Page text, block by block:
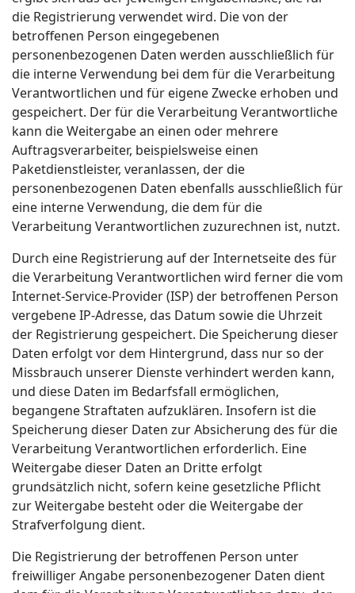
die Registrierung verwendet wird. Die von der
betroffenen Person eingegebenen
personenbezogenen Daten werden ausschließlich für
die interne Verwendung bei dem für die Verarbeitung
Verantwortlichen und für eigene Zwecke erhoben und
gespeichert. Der für die Verarbeitung Verantwortliche
kann die Weitergabe an einen oder mehrere
Auftragsverarbeiter, beispielsweise einen
Paketdienstleister, veranlassen, der die
personenbezogenen Daten ebenfalls ausschließlich für
eine interne Verwendung, die dem für die
Verarbeitung Verantwortlichen zuzurechnen ist, nutzt.
Durch eine Registrierung auf der Internetseite des für
die Verarbeitung Verantwortlichen wird ferner die vom
Internet-Service-Provider (ISP) der betroffenen Person
vergebene IP-Adresse, das Datum sowie die Uhrzeit
der Registrierung gespeichert. Die Speicherung dieser
Daten erfolgt vor dem Hintergrund, dass nur so der
Missbrauch unserer Dienste verhindert werden kann,
und diese Daten im Bedarfsfall ermöglichen,
begangene Straftaten aufzuklären. Insofern ist die
Speicherung dieser Daten zur Absicherung des für die
Verarbeitung Verantwortlichen erforderlich. Eine
Weitergabe dieser Daten an Dritte erfolgt
grundsätzlich nicht, sofern keine gesetzliche Pflicht
zur Weitergabe besteht oder die Weitergabe der
Strafverfolgung dient.
Die Registrierung der betroffenen Person unter
freiwilliger Angabe personenbezogener Daten dient